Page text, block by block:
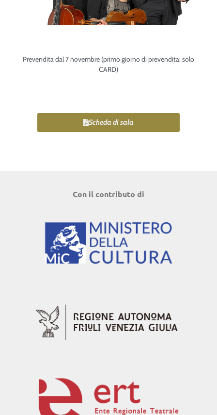
Prevendita dal 7 novembre (primo giorno di prevendita: solo
CARD)
Scheda di sala
Con il contributo di